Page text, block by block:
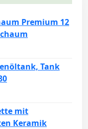
Premium 12
Tank
mit
Keramik